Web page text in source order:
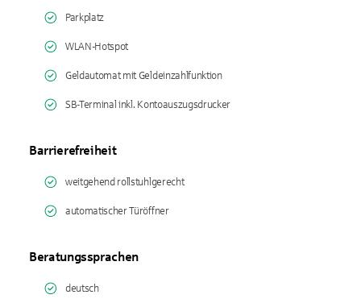
Parkplatz
WLAN-Hotspot
Geldautomat mit Geldeinzahlfunktion
SB-Terminal inkl. Kontoauszugsdrucker
Barrierefreiheit
weitgehend rollstuhlgerecht
automatischer Türöffner
Beratungssprachen
deutsch